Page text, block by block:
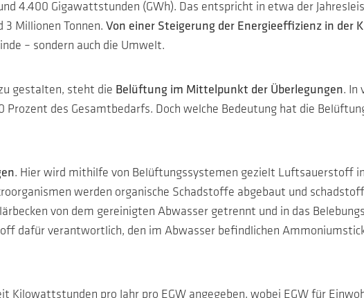
4.400 Gigawattstunden (GWh). Das entspricht in etwa der
3 Millionen Tonnen. Von einer Steigerung der Energieeffizienz in der
– sondern auch die Umwelt.
gestalten, steht die Belüftung im Mittelpunkt der Überlegungen. In
des Gesamtbedarfs. Doch welche Bedeutung hat die
. Hier wird mithilfe von Belüftungssystemen gezielt Luftsauerstoff
werden organische Schadstoffe abgebaut und
von dem gereinigten Abwasser getrennt und in das
dafür verantwortlich, den im Abwasser befindlichen
Kilowattstunden pro Jahr pro EGW angegeben, wobei EGW für